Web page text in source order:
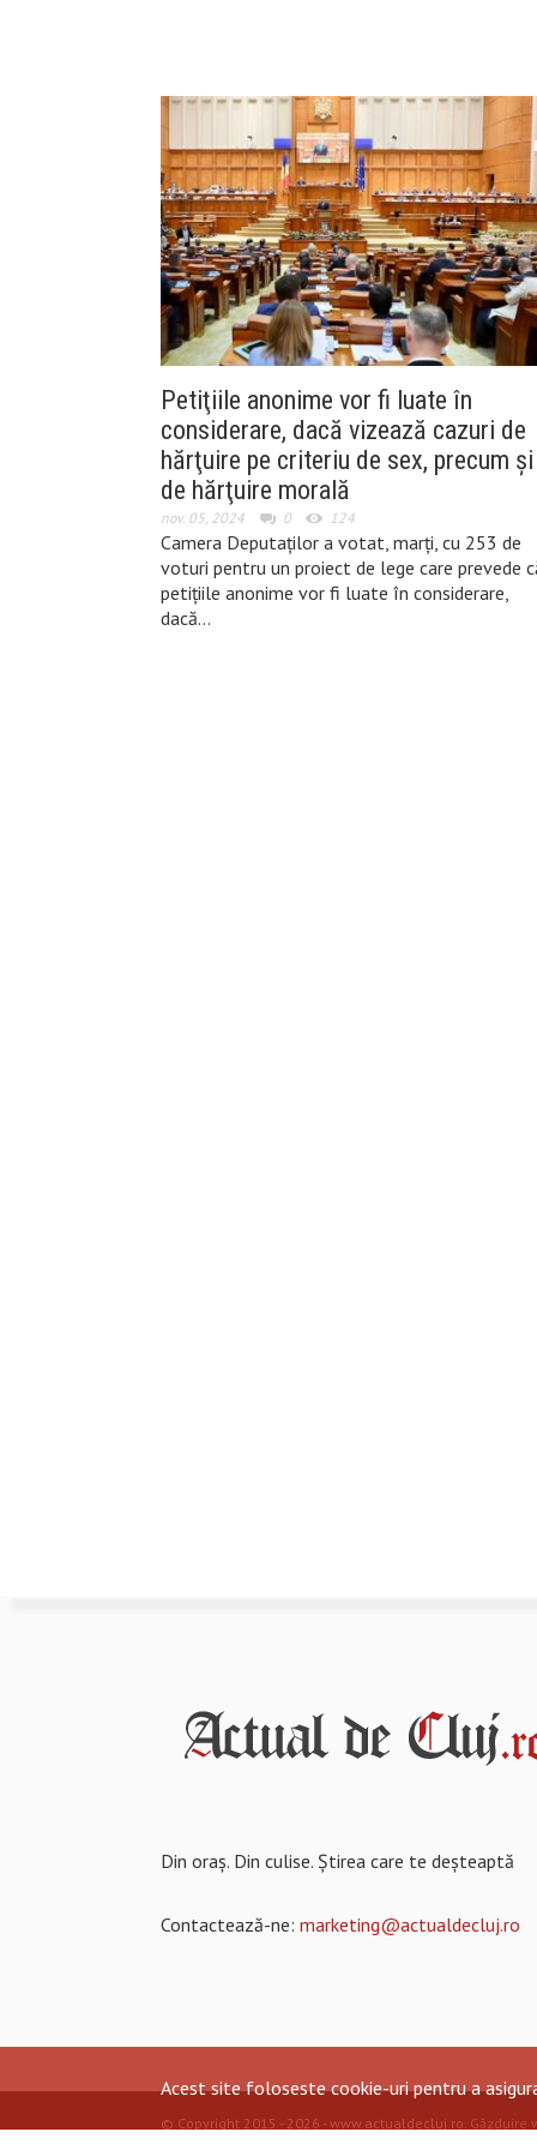
Petiţiile anonime vor fi luate în
considerare, dacă vizează cazuri de
hărţuire pe criteriu de sex, precum şi
de hărţuire morală
nov. 05, 2024 0 124
Camera Deputaţilor a votat, marţi, cu 253 de
voturi pentru un proiect de lege care prevede
petiţiile anonime vor fi luate în considerare,
dacă…
Din oraș. Din culise. Știrea care te deșteaptă
Contactează-ne: marketing@actualdecluj.ro
© Copyright 2015 - 2026 - www.actualdecluj.ro. Găzduire
Acest site foloseste cookie-uri pentru a